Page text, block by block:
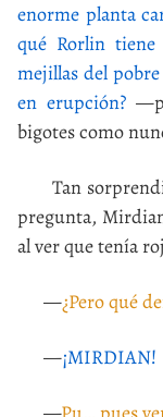
enorme planta
qué Rorlin tiene
mejillas del
en erupción?
bigotes como
Tan
pregunta,
al ver que tenía
—¿Pero qué
—¡MIRDIAN!